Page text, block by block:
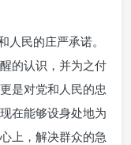
人民的庄严承诺。
的认识，并为之付
是对党和人民的忠
在能够设身处地为
上，解决群众的急